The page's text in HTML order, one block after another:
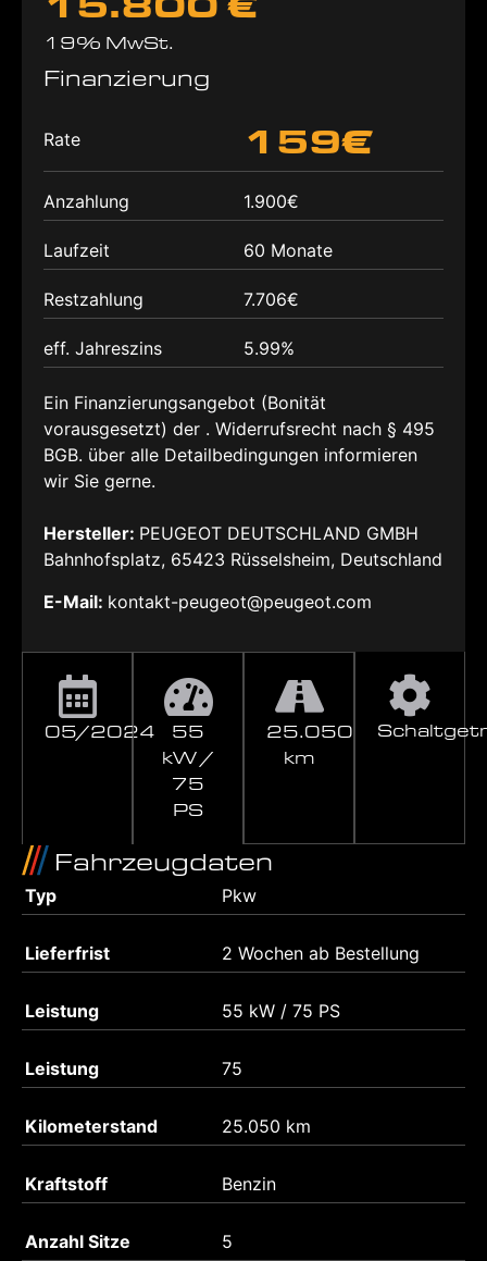
05/2024
55
kW /
75
PS
25.050
km
Fahrzeugdaten
Typ Pkw
Lieferfrist 2 Wochen ab Bestellung
Leistung 55 kW / 75 PS
Leistung 75
Kilometerstand 25.050 km
Kraftstoff Benzin
Anzahl Sitze 5
19% MwSt.
Finanzierung
Rate 159€
Anzahlung 1.900€
Laufzeit 60 Monate
Restzahlung 7.706€
eff. Jahreszins 5.99%
Ein Finanzierungsangebot (Bonität
vorausgesetzt) der . Widerrufsrecht nach § 495
BGB. über alle Detailbedingungen informieren
wir Sie gerne.
Hersteller: PEUGEOT DEUTSCHLAND GMBH
Bahnhofsplatz, 65423 Rüsselsheim, Deutschland
E-Mail: kontakt-peugeot@peugeot.com